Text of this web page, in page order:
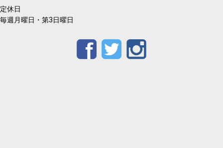
定休日
毎週月曜日・第3日曜日
FacebookTwitter